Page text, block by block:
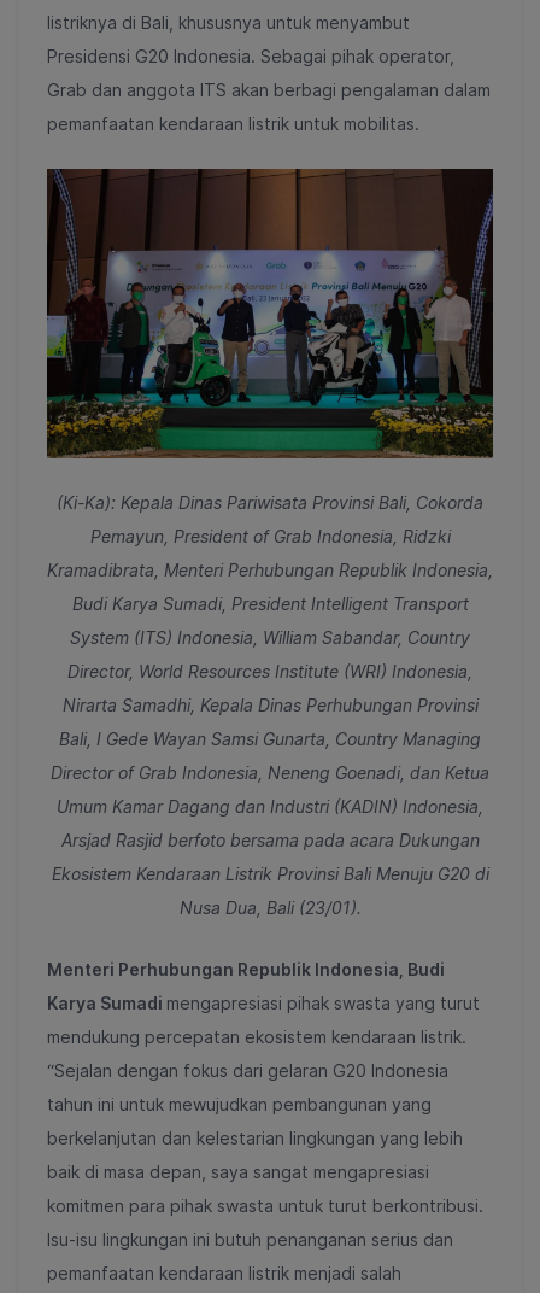
listriknya di Bali, khususnya untuk menyambut
Presidensi G20 Indonesia. Sebagai pihak operator,
Grab dan anggota ITS akan berbagi pengalaman dalam
pemanfaatan kendaraan listrik untuk mobilitas.
(Ki-Ka): Kepala Dinas Pariwisata Provinsi Bali, Cokorda
Pemayun, President of Grab Indonesia, Ridzki
Kramadibrata, Menteri Perhubungan Republik Indonesia,
Budi Karya Sumadi, President Intelligent Transport
System (ITS) Indonesia, William Sabandar, Country
Director, World Resources Institute (WRI) Indonesia,
Nirarta Samadhi, Kepala Dinas Perhubungan Provinsi
Bali, I Gede Wayan Samsi Gunarta, Country Managing
Director of Grab Indonesia, Neneng Goenadi, dan Ketua
Umum Kamar Dagang dan Industri (KADIN) Indonesia,
Arsjad Rasjid berfoto bersama pada acara Dukungan
Ekosistem Kendaraan Listrik Provinsi Bali Menuju G20 di
Nusa Dua, Bali (23/01).
Menteri Perhubungan Republik Indonesia, Budi
Karya Sumadi mengapresiasi pihak swasta yang turut
mendukung percepatan ekosistem kendaraan listrik.
“Sejalan dengan fokus dari gelaran G20 Indonesia
tahun ini untuk mewujudkan pembangunan yang
berkelanjutan dan kelestarian lingkungan yang lebih
baik di masa depan, saya sangat mengapresiasi
komitmen para pihak swasta untuk turut berkontribusi.
Isu-isu lingkungan ini butuh penanganan serius dan
pemanfaatan kendaraan listrik menjadi salah